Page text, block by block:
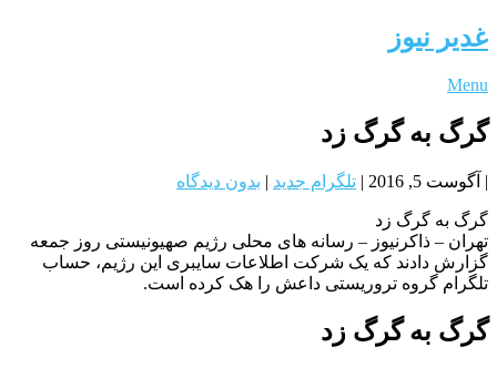
غدیر نیوز
Menu
گرگ به گرگ زد
| آگوست 5, 2016 | تلگرام جدید | بدون دیدگاه
گرگ به گرگ زد
تهران – ذاکرنیوز – رسانه های محلی رژیم صهیونیستی روز جمعه
گزارش دادند که یک شرکت اطلاعات سایبری این رژیم، حساب
تلگرام گروه تروریستی داعش را هک کرده است.
گرگ به گرگ زد